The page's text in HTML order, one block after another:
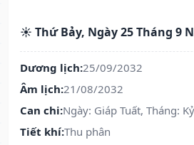
☀️ Thứ Bảy, Ngày 25 Tháng 9
Dương lịch:25/09/2032
Âm lịch:21/08/2032
Can chi:Ngày: Giáp Tuất, Tháng:
Tiết khí:Thu phân